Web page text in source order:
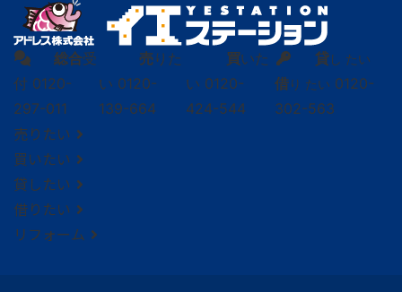
総合受
付 0120-
297-011
売りた
い 0120-
139-664
買いた
い 0120-
424-544
貸し たい
借り たい 0120-
302-563
売りたい
買いたい
貸したい
借りたい
リフォーム